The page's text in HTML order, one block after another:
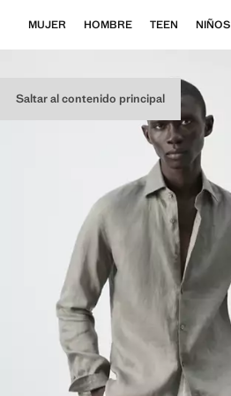
Saltar al contenido principal
MUJER HOMBRE TEEN NIÑOS